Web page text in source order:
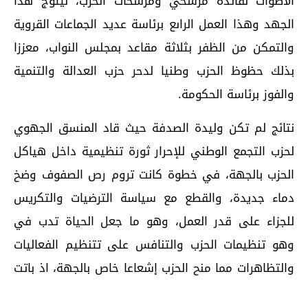
الجهد وهذا العمل الراىع برئاسة عديد الجماعات القروية
والتمكن من الظفر بثلاثة مقاعد بمجلس النواب، معززا
بذلك حظوظ الحزب وطنيا لدحر حزب العدالة والتنمية
والفوز برئاسة الحكومة.
نتائج لم تكن وليدة الصدفة حيث قاد المنسق الجهوي
لحزب التجمع الوطني للإحرار ثورة تنظيمية داخل هياكل
الحزب بالجهة، في خطوة كانت تروم رص الصفوف وضخ
دماء جديدة، والقطع مع سياسة الترضيات والتكريس
للجزاء على قدر العمل، وهو ما جعل الحياة تدب في
وهو تنظيمات الحزب والتنافس على تتنظيم الفعاليات
والتظاهرات مما منح الحزب إشعاعا خاص بالجهة، اذ باتت